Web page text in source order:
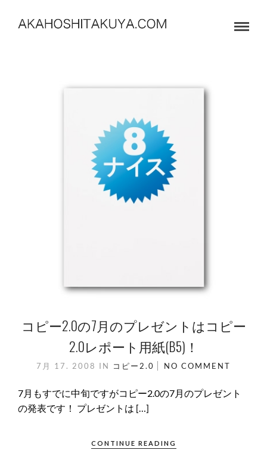
コピー2.0の7月のプレゼントはコピー
2.0レポート用紙(B5)！
7月 17. 2008 IN コピー2.0 NO COMMENT
7月もすでに中旬ですがコピー2.0の7月のプレゼント
の発表です！ プレゼントは […]
CONTINUE READING